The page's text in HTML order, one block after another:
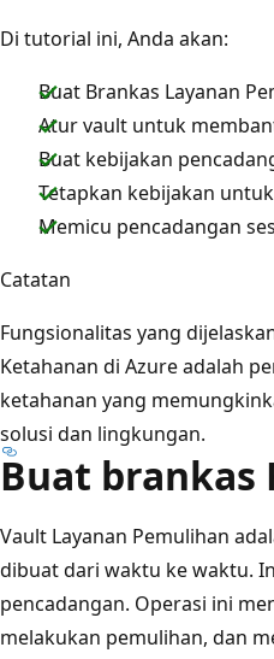
Di tutorial ini, Anda akan:
Buat Brankas Layanan
Atur vault untuk
Buat kebijakan
Tetapkan kebijakan
Memicu pencadangan
Catatan
Fungsionalitas yang
Ketahanan di Azure adalah
ketahanan yang
solusi dan lingkungan.
Buat brankas
Vault Layanan Pemulihan
dibuat dari waktu ke waktu.
pencadangan. Operasi ini
melakukan pemulihan, dan